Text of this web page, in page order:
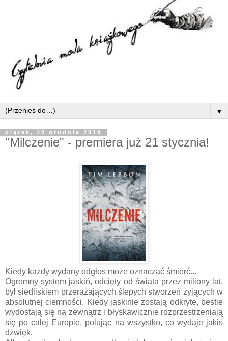
▼
piątek, 20 grudnia 2019
"Milczenie" - premiera już 21 stycznia!
Kiedy każdy wydany odgłos może oznaczać śmierć...
Ogromny system jaskiń, odcięty od świata przez miliony lat,
był siedliskiem przerażających ślepych stworzeń żyjących w
absolutnej ciemności. Kiedy jaskinie zostają odkryte, bestie
wydostają się na zewnątrz i błyskawicznie rozprzestrzeniają
się po całej Europie, polując na wszystko, co wydaje jakiś
dźwięk.